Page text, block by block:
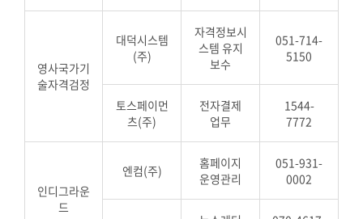
영사국가기
술자격검정
대덕시스템
(주)
자격정보시
스템 유지
보수
051-714-
5150
토스페이먼
츠(주)
전자결제
업무
1544-
7772
인디그라운
드
엔컴(주)
홈페이지
운영관리
051-931-
0002